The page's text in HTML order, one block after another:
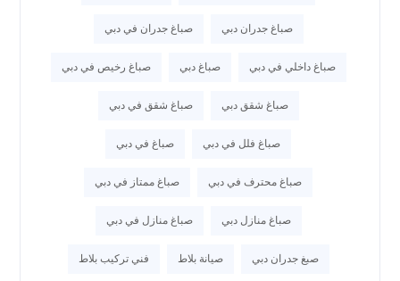
صباغ جدران دبي صباغ جدران في دبي
صباغ داخلي في دبي صباغ دبي صباغ رخيص في دبي
صباغ شقق دبي صباغ شقق في دبي
صباغ فلل في دبي صباغ في دبي
صباغ محترف في دبي صباغ ممتاز في دبي
صباغ منازل دبي صباغ منازل في دبي
صبغ جدران دبي صيانة بلاط فني تركيب بلاط